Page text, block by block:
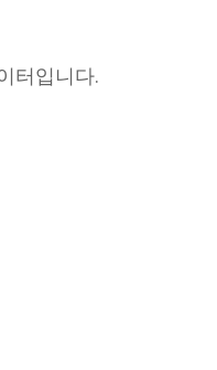
터입니다.